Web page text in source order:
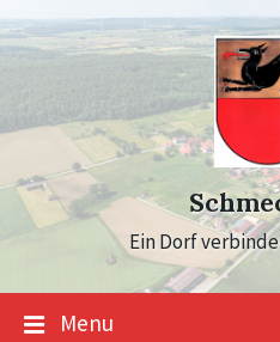
to
content
to
main
to
footer
Ein Dorf
Menu